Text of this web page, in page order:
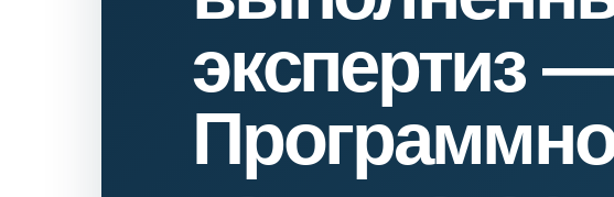
Психиатрическая экспертиза
Фоноскопическая экспертиза
Экономическая экспертиза
экспертиз —